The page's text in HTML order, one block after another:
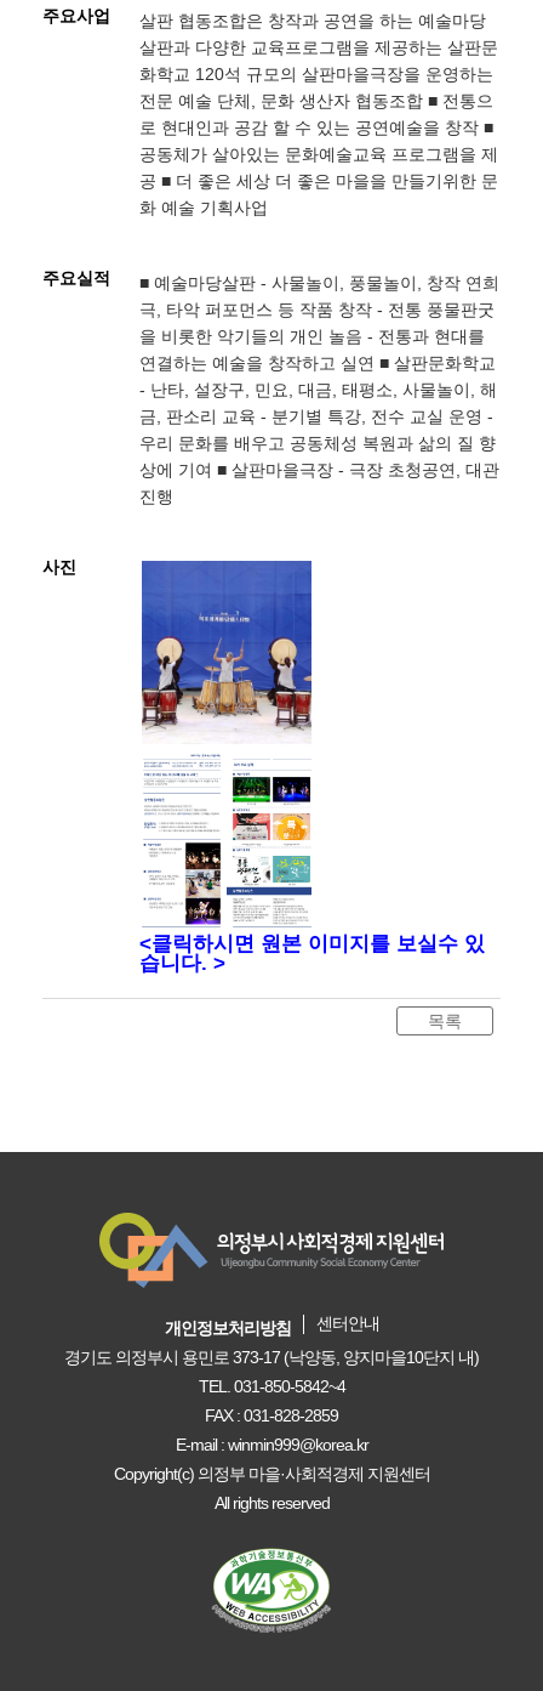
주요사업
살판 협동조합은 창작과 공연을 하는 예술마당
살판과 다양한 교육프로그램을 제공하는 살판문
화학교 120석 규모의 살판마을극장을 운영하는
전문 예술 단체, 문화 생산자 협동조합 ■ 전통으
로 현대인과 공감 할 수 있는 공연예술을 창작 ■
공동체가 살아있는 문화예술교육 프로그램을 제
공 ■ 더 좋은 세상 더 좋은 마을을 만들기위한 문
화 예술 기획사업
주요실적
■ 예술마당살판 - 사물놀이, 풍물놀이, 창작 연희
극, 타악 퍼포먼스 등 작품 창작 - 전통 풍물판굿
을 비롯한 악기들의 개인 놀음 - 전통과 현대를
연결하는 예술을 창작하고 실연 ■ 살판문화학교
- 난타, 설장구, 민요, 대금, 태평소, 사물놀이, 해
금, 판소리 교육 - 분기별 특강, 전수 교실 운영 -
우리 문화를 배우고 공동체성 복원과 삶의 질 향
상에 기여 ■ 살판마을극장 - 극장 초청공연, 대관
진행
사진
<클릭하시면 원본 이미지를 보실수 있
습니다. >
개인정보처리방침
센터안내
경기도 의정부시 용민로 373-17 (낙양동, 양지마을10단지 내)
TEL. 031-850-5842~4
FAX : 031-828-2859
E-mail : winmin999@korea.kr
Copyright(c) 의정부 마을·사회적경제 지원센터
All rights reserved